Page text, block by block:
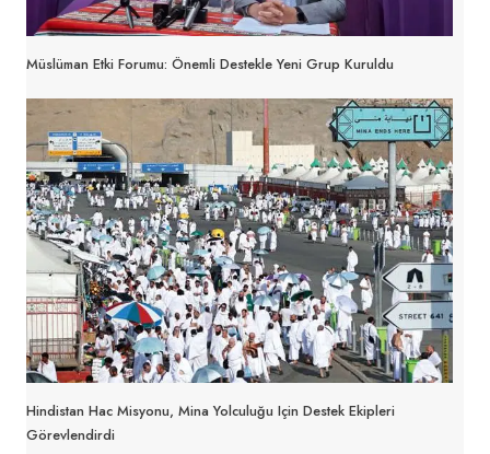
Müslüman Etki Forumu: Önemli Destekle Yeni Grup Kuruldu
Hindistan Hac Misyonu, Mina Yolculuğu Için Destek Ekipleri
Görevlendirdi